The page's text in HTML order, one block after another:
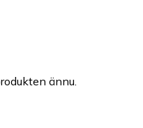
ännu.